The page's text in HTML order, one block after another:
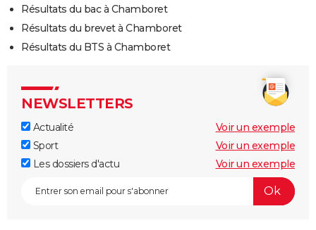
Résultats du bac à Chamboret
Résultats du brevet à Chamboret
Résultats du BTS à Chamboret
NEWSLETTERS
Actualité
Voir un exemple
Sport
Voir un exemple
Les dossiers d'actu
Voir un exemple